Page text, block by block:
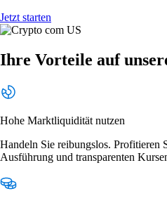
Jetzt starten
Ihre Vorteile auf
Hohe Marktliquidität nutzen
Handeln Sie reibungslos. Profitieren
Ausführung und transparenten